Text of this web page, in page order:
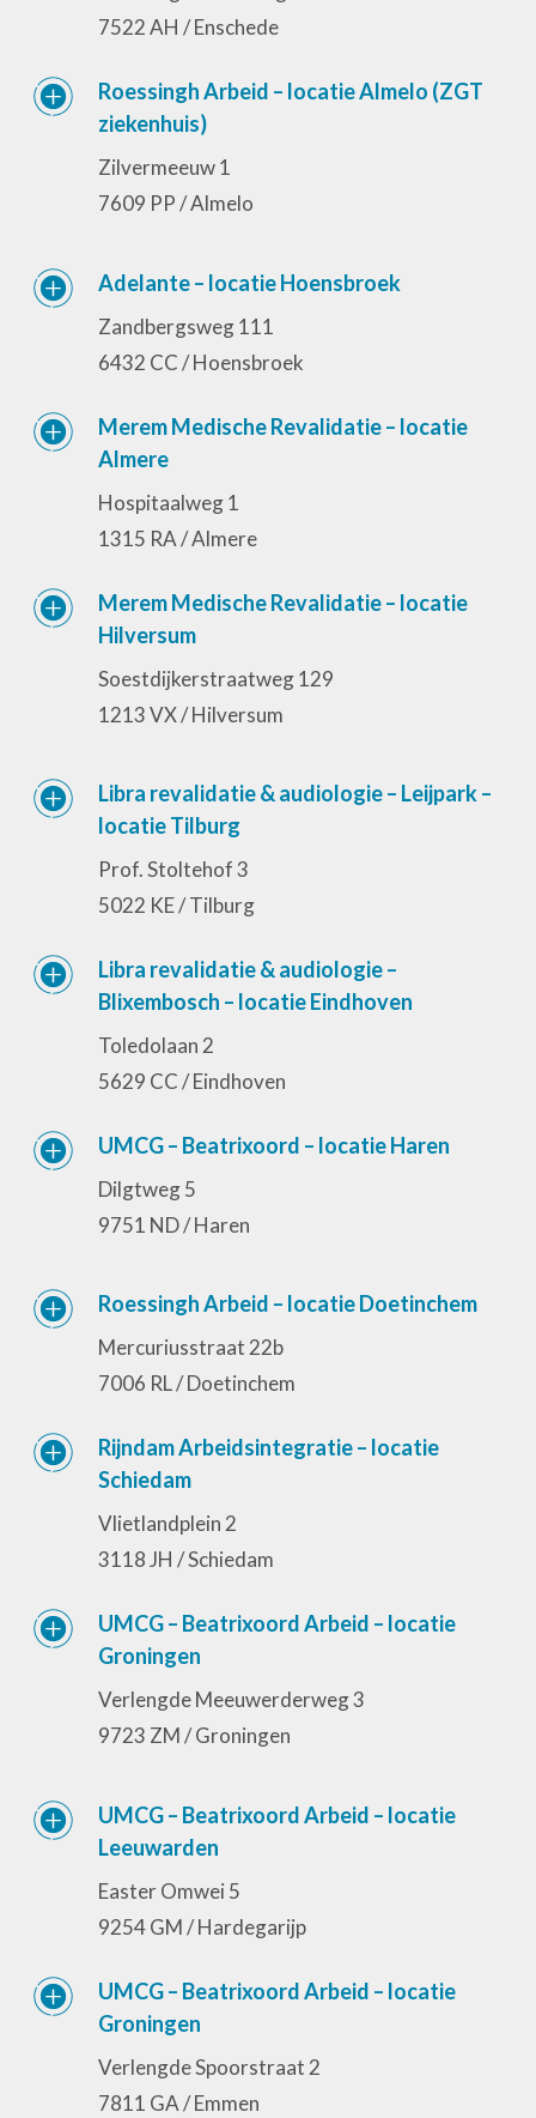
Close
Close
Close
Close
Close
Close
Close
Close
Close
Close
Close
Close
Close
Close
Close
Close
Close
Close
Close
Close
Close
Close
Close
Close
7522 AH / Enschede
Roessingh Arbeid – locatie Almelo (ZGT
ziekenhuis)
Zilvermeeuw 1
7609 PP / Almelo
Adelante – locatie Hoensbroek
Zandbergsweg 111
6432 CC / Hoensbroek
Merem Medische Revalidatie – locatie
Almere
Hospitaalweg 1
1315 RA / Almere
Merem Medische Revalidatie – locatie
Hilversum
Soestdijkerstraatweg 129
1213 VX / Hilversum
Libra revalidatie & audiologie – Leijpark –
locatie Tilburg
Prof. Stoltehof 3
5022 KE / Tilburg
Libra revalidatie & audiologie –
Blixembosch – locatie Eindhoven
Toledolaan 2
5629 CC / Eindhoven
UMCG – Beatrixoord – locatie Haren
Dilgtweg 5
9751 ND / Haren
Roessingh Arbeid – locatie Doetinchem
Mercuriusstraat 22b
7006 RL / Doetinchem
Rijndam Arbeidsintegratie – locatie
Schiedam
Vlietlandplein 2
3118 JH / Schiedam
UMCG – Beatrixoord Arbeid – locatie
Groningen
Verlengde Meeuwerderweg 3
9723 ZM / Groningen
UMCG – Beatrixoord Arbeid – locatie
Leeuwarden
Easter Omwei 5
9254 GM / Hardegarijp
UMCG – Beatrixoord Arbeid – locatie
Groningen
Verlengde Spoorstraat 2
7811 GA / Emmen